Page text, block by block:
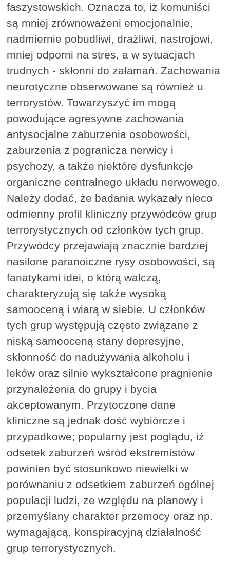
faszystowskich. Oznacza to, iż komuniści
są mniej zrównoważeni emocjonalnie,
nadmiernie pobudliwi, drażliwi, nastrojowi,
mniej odporni na stres, a w sytuacjach
trudnych - skłonni do załamań. Zachowania
neurotyczne obserwowane są również u
terrorystów. Towarzyszyć im mogą
powodujące agresywne zachowania
antysocjalne zaburzenia osobowości,
zaburzenia z pogranicza nerwicy i
psychozy, a także niektóre dysfunkcje
organiczne centralnego układu nerwowego.
Należy dodać, że badania wykazały nieco
odmienny profil kliniczny przywódców grup
terrorystycznych od członków tych grup.
Przywódcy przejawiają znacznie bardziej
nasilone paranoiczne rysy osobowości, są
fanatykami idei, o którą walczą,
charakteryzują się także wysoką
samooceną i wiarą w siebie. U członków
tych grup występują często związane z
niską samooceną stany depresyjne,
skłonność do nadużywania alkoholu i
leków oraz silnie wykształcone pragnienie
przynależenia do grupy i bycia
akceptowanym. Przytoczone dane
kliniczne są jednak dość wybiórcze i
przypadkowe; popularny jest poglądu, iż
odsetek zaburzeń wśród ekstremistów
powinien być stosunkowo niewielki w
porównaniu z odsetkiem zaburzeń ogólnej
populacji ludzi, ze względu na planowy i
przemyślany charakter przemocy oraz np.
wymagającą, konspiracyjną działalność
grup terrorystycznych.